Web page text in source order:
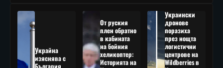
Украйна
изяснява с
От руския
плен обратно
в кабината
на бойния
хеликоптер:
Историята на
Украински
дронове
поразиха
през нощта
логистични
центрове на
Wildberries в